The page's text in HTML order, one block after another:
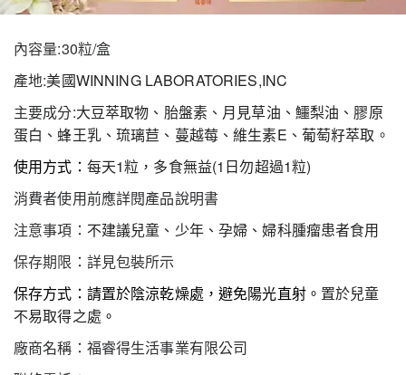
內容量:30粒/盒
產地:美國WINNING LABORATORIES,INC
主要成分:大豆萃取物、胎盤素、月見草油、鱷梨油、膠原
蛋白、蜂王乳、琉璃苣、蔓越莓、維生素E、葡萄籽萃取。
使用方式： 每天1粒，多食無益(1日勿超過1粒)
消費者使用前應詳閱產品說明書
注意事項： 不建議兒童、少年、孕婦、婦科腫瘤患者食用
保存期限：詳見包裝所示
保存方式：請置於陰涼乾燥處，避免陽光直射。 置於兒童
不易取得之處 。
廠商名稱：福睿得生活事業有限公司